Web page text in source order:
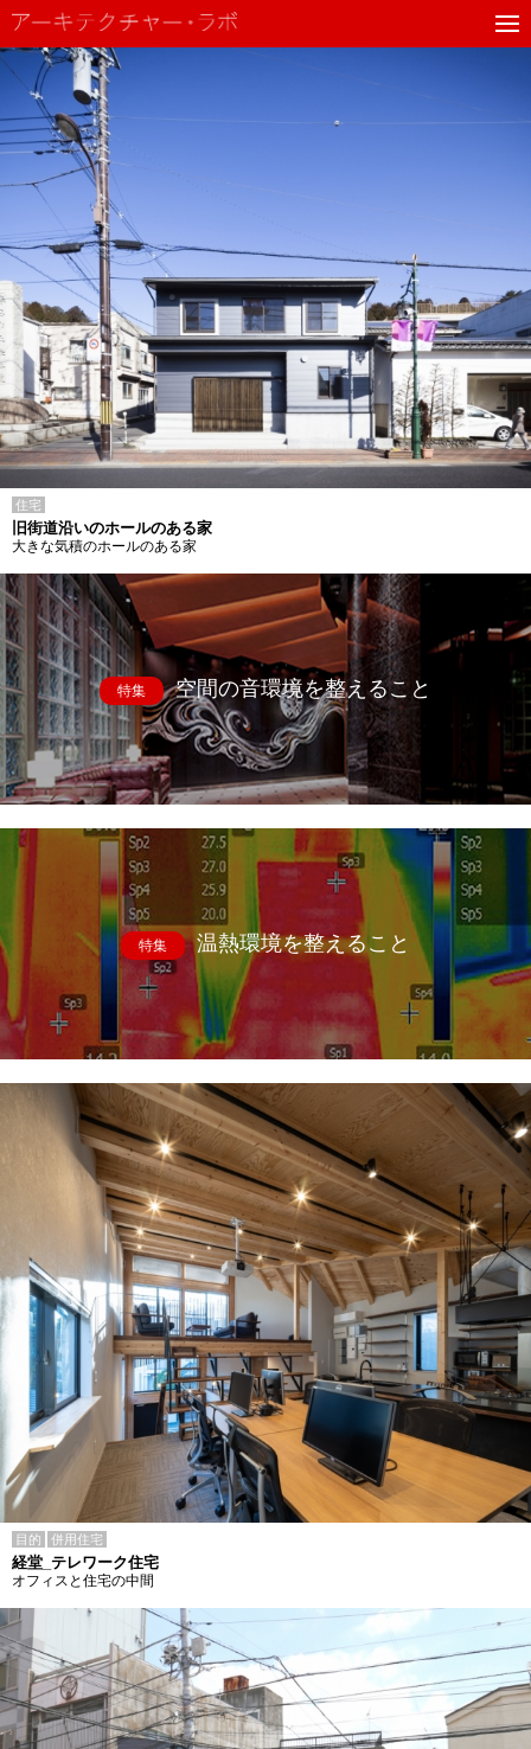
住宅
旧街道沿いのホールのある家
大きな気積のホールのある家
特集 空間の音環境を整えること
特集 温熱環境を整えること
目的 併用住宅
経堂_テレワーク住宅
オフィスと住宅の中間